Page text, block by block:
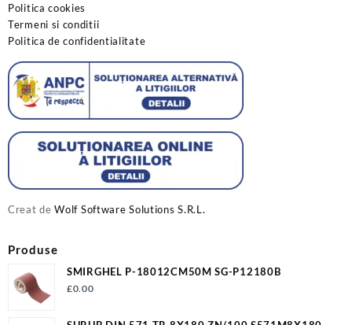
Politica cookies
Termeni si conditii
Politica de confidentialitate
Creat deWolf Software Solutions S.R.L.
Produse
SMIRGHEL P-18012CM50M SG-P12180B
£0.00